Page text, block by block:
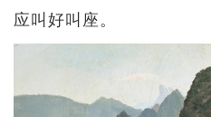
应叫好叫座。